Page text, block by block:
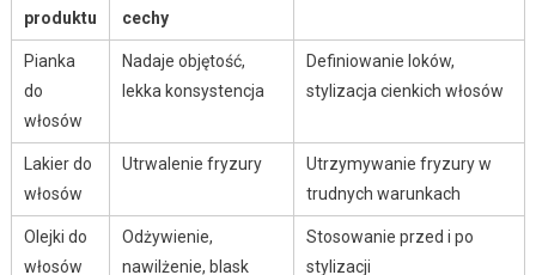
produktu
cechy
Pianka
do
włosów
Nadaje objętość,
lekka konsystencja
Definiowanie loków,
stylizacja cienkich włosów
Lakier do
włosów
Utrwalenie fryzury
Utrzymywanie fryzury w
trudnych warunkach
Olejki do
włosów
Odżywienie,
nawilżenie, blask
Stosowanie przed i po
stylizacji